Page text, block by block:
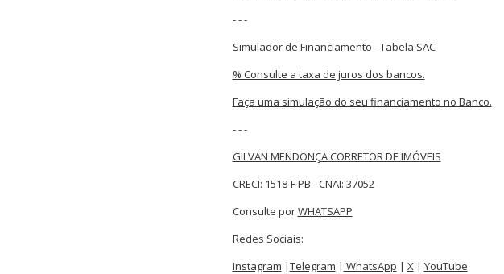
- - -
Simulador de Financiamento - Tabela SAC
% Consulte a taxa de juros dos bancos.
Faça uma simulação do seu financiamento no Banco.
- - -
GILVAN MENDONÇA CORRETOR DE IMÓVEIS
CRECI: 1518-F PB - CNAI: 37052
Consulte porWHATSAPP
Redes Sociais:
Instagram |Telegram | WhatsApp | X| YouTube